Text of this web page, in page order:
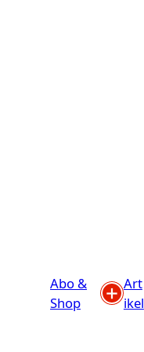
Abo &
Shop
Art
ikel